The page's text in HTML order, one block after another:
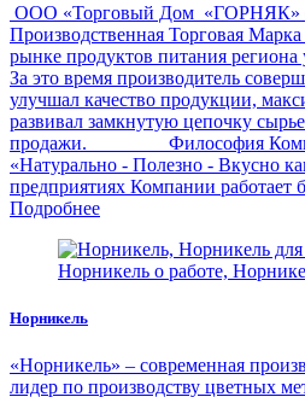
ООО «Торговый Дом
Производственная Торговая
рынке продуктов питания
За это время производитель
улучшал качество продукции,
развивал замкнутую цепочку
продажи. Философия
«Натурально - Полезно -
предприятиях Компании работает
Подробнее
Норникель
«Норникель» – современная
лидер по производству цветных